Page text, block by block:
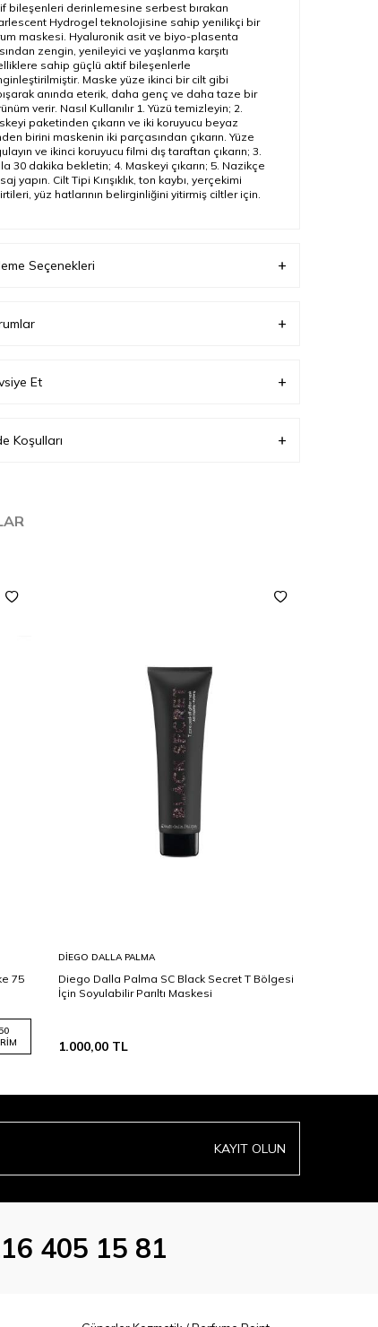
bileşenleri derinlemesine serbest bırakan
Hydrogel teknolojisine sahip yenilikçi bir
maskesi. Hyaluronik asit ve biyo-plasenta
zengin, yenileyici ve yaşlanma karşıtı
sahip güçlü aktif bileşenlerle
Maske yüze ikinci bir cilt gibi
anında eterik, daha genç ve daha taze bir
verir. Nasıl Kullanılır 1. Yüzü temizleyin; 2.
paketinden çıkarın ve iki koruyucu beyaz
birini maskenin iki parçasından çıkarın. Yüze
ve ikinci koruyucu filmi dış taraftan çıkarın; 3.
30 dakika bekletin; 4. Maskeyi çıkarın; 5. Nazikçe
yapın. Cilt Tipi Kırışıklık, ton kaybı, yerçekimi
yüz hatlarının belirginliğini yitirmiş ciltler için.
Seçenekleri
Et
Koşulları
75
DIEGO DALLA PALMA
Diego Dalla Palma SC Black Secret T Bölgesi
İçin Soyulabilir Parıltı Maskesi
1.000,00 TL
KAYIT OLUN
405 15 81